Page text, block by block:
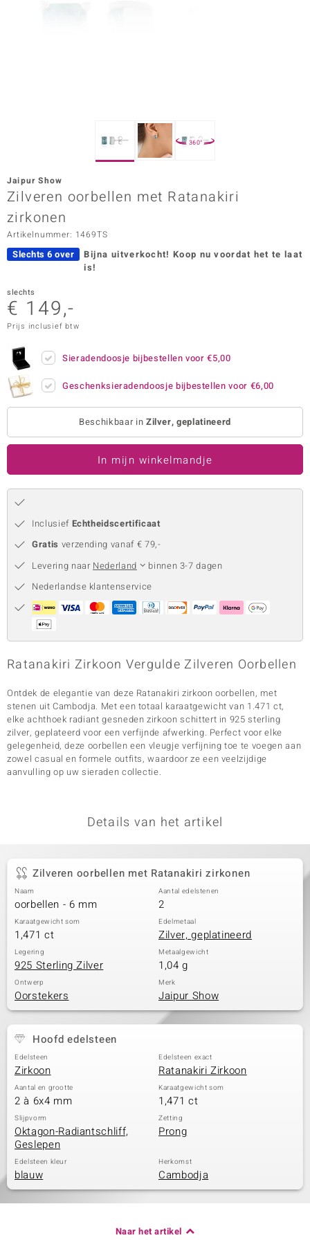
Vogue
Collection
360°
Jaipur Show
Zilveren oorbellen met Ratanakiri
zirkonen
Artikelnummer: 1469TS
Slechts 6 over Bijna uitverkocht! Koop nu voordat het te laat
is!
slechts
€ 149,-
Prijs inclusief btw
Sieradendoosje bijbestellen voor€5,00
Geschenksieradendoosje bijbestellen voor €6,00
Beschikbaar in Zilver, geplatineerd
In mijn winkelmandje
Inclusief Echtheidscertificaat
Gratis verzending vanaf € 79,-
Levering naar Nederland
binnen 3-7 dagen
Nederlandse klantenservice
Ratanakiri Zirkoon Vergulde Zilveren Oorbellen
Ontdek de elegantie van deze Ratanakiri zirkoon oorbellen, met
stenen uit Cambodja. Met een totaal karaatgewicht van 1.471 ct,
elke achthoek radiant gesneden zirkoon schittert in 925 sterling
zilver, geplateerd voor een verfijnde afwerking. Perfect voor elke
gelegenheid, deze oorbellen een vleugje verfijning toe te voegen aan
zowel casual en formele outfits, waardoor ze een veelzijdige
aanvulling op uw sieraden collectie.
Details van het artikel
Zilveren oorbellen met Ratanakiri zirkonen
Naam
oorbellen - 6 mm
Aantal edelstenen
2
Karaatgewicht som
1,471 ct
Edelmetaal
Zilver, geplatineerd
Legering
925 Sterling Zilver
Metaalgewicht
1,04 g
Ontwerp
Oorstekers
Merk
Jaipur Show
Hoofd edelsteen
Edelsteen
Zirkoon
Edelsteen exact
Ratanakiri Zirkoon
Aantal en grootte
2 à 6x4 mm
Karaatgewicht som
1,471 ct
Slijpvorm
Oktagon-Radiantschliff,
Geslepen
Zetting
Prong
Edelsteen kleur
blauw
Herkomst
Cambodja
Naar het artikel